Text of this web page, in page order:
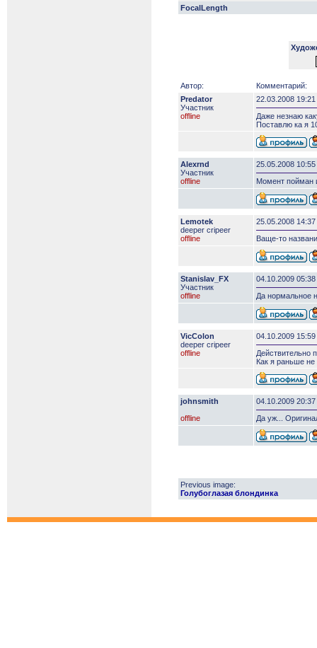
FocalLength
Автор:
Комментарий:
Predator
Участник
offline
22.03.2008 19:21
Даже незнаю
Поставлю ка я
Alexrnd
Участник
offline
25.05.2008 10:55
Момент пойман
Lemotek
deeper сripeer
offline
25.05.2008 14:37
Ваще-то
Stanislav_FX
Участник
offline
04.10.2009 05:38
Да нормальное
VicColon
deeper сripeer
offline
04.10.2009 15:59
Действительно
Как я раньше не
johnsmith
offline
04.10.2009 20:37
Да уж...
Previous image:
Голубоглазая блондинка